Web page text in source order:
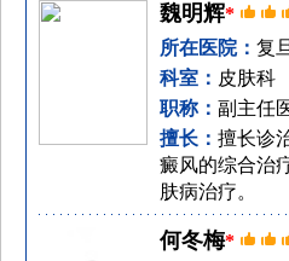
魏明辉*
所在医院： 复
科室： 皮肤科
职称： 副主任
擅长： 擅长诊
癜风的综合治
肤病治疗。
何冬梅*